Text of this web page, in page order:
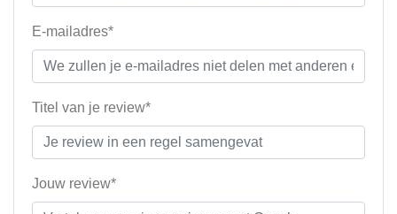
E-mailadres*
Titel van je review*
Jouw review*